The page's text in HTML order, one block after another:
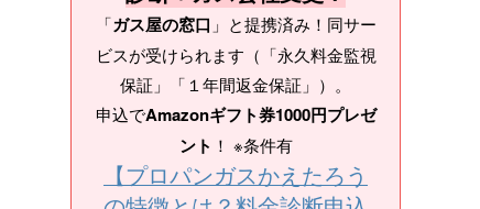
「ガス屋の窓口 」と提携済み！同サー
ビスが受けられます（「永久料金監視
保証」「１年間返金保証」）。
申込でAmazonギフト券1000円プレゼ
ント ！ ※条件有
【プロパンガスかえたろう